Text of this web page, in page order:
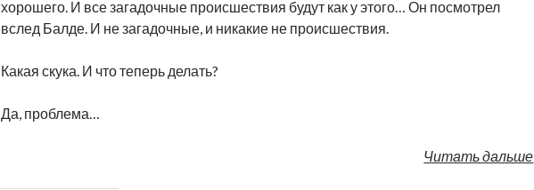
хорошего. И все загадочные происшествия будут как у этого… Он посмотрел
вслед Балде. И не загадочные, и никакие не происшествия.
Какая скука. И что теперь делать?
Да, проблема…
Читать дальше